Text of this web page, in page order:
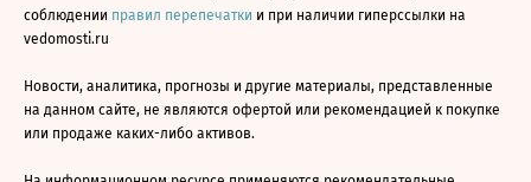
соблюдении правил перепечатки и при наличии гиперссылки на
vedomosti.ru
Новости, аналитика, прогнозы и другие материалы, представленные
на данном сайте, не являются офертой или рекомендацией к покупке
или продаже каких-либо активов.